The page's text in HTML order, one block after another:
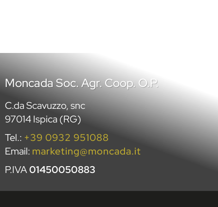
Selezione esperti progetto INTESA
Moncada Soc. Agr. Coop. O.P.
C.da Scavuzzo, snc
97014 Ispica (RG)
Tel.: +39 0932 951088
Email: marketing@moncada.it
P.IVA01450050883